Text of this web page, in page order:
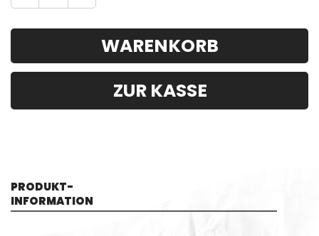
WARENKORB
ZUR KASSE
PRODUKT-
INFORMATION